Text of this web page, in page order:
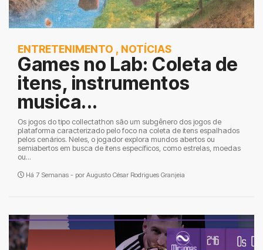
ENTRETENIMENTO , NOTÍCIAS
Games no Lab: Coleta de
itens, instrumentos
musica...
Os jogos do tipo collectathon são um subgênero dos jogos de
plataforma caracterizado pelo foco na coleta de itens espalhados
pelos cenários. Neles, o jogador explora mundos abertos ou
semiabertos em busca de itens específicos, como estrelas, moedas
ou...
Há 7 Semanas - por Augusto César Rodrigues Granjeia